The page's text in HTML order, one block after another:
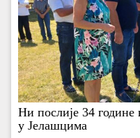
Ни послије 34 године
у Јелашцима